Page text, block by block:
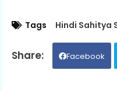
Tags Hindi Sahitya
Facebook